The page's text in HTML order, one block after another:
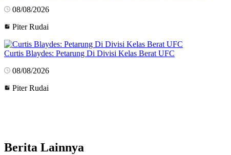
08/08/2026
Piter Rudai
Curtis Blaydes: Petarung Di Divisi Kelas Berat UFC
08/08/2026
Piter Rudai
Berita Lainnya